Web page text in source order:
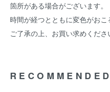
箇所がある場合がございます。
時間が経つとともに変色がおこ
ご了承の上、お買い求めくださ